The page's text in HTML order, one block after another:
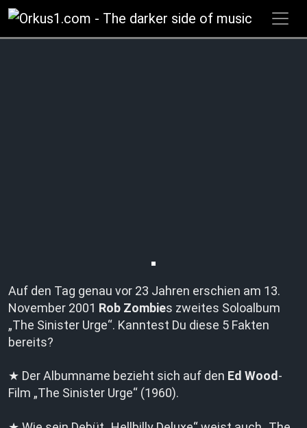
Zum
Inhalt
springen
Auf den Tag genau vor 23 Jahren erschien am 13.
November 2001 Rob Zombies zweites Soloalbum
„The Sinister Urge“. Kanntest Du diese 5 Fakten
bereits?
★ Der Albumname bezieht sich auf den Ed Wood -
Film „The Sinister Urge“ (1960).